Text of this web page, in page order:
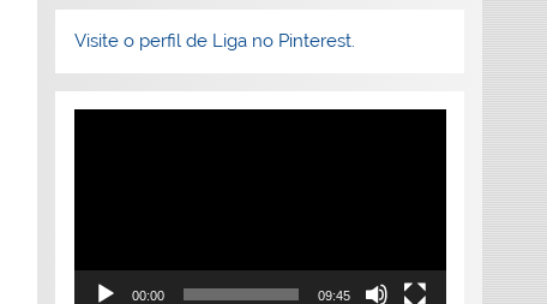
Visite o perfil de Liga no Pinterest.
Tocador
00:00 09:45